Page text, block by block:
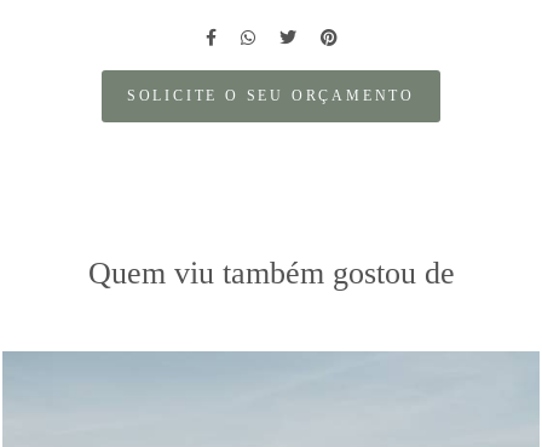
SOLICITE O SEU ORÇAMENTO
Quem viu também gostou de